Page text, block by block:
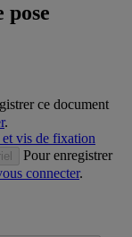
pose
ce document
.
et vis de fixation
Pour enregistrer
connecter.